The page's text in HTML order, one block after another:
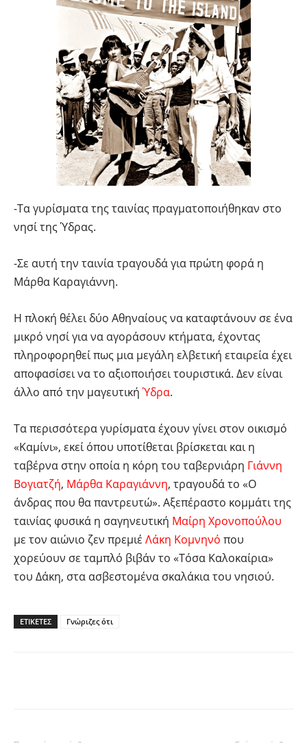
-Τα γυρίσματα της ταινίας πραγματοποιήθηκαν στο
νησί της Ύδρας.
-Σε αυτή την ταινία τραγουδά για πρώτη φορά η
Μάρθα Καραγιάννη.
Η πλοκή θέλει δύο Αθηναίους να καταφτάνουν σε ένα
μικρό νησί για να αγοράσουν κτήματα, έχοντας
πληροφορηθεί πως μια μεγάλη ελβετική εταιρεία έχει
αποφασίσει να το αξιοποιήσει τουριστικά. Δεν είναι
άλλο από την μαγευτικήΎδρα.
Τα περισσότερα γυρίσματα έχουν γίνει στον οικισμό
«Καμίνι», εκεί όπου υποτίθεται βρίσκεται και η
ταβέρνα στην οποία η κόρη του ταβερνιάρη Γιάννη
Βογιατζή, Μάρθα Καραγιάννη, τραγουδά το «Ο
άνδρας που θα παντρευτώ». Αξεπέραστο κομμάτι της
ταινίας φυσικά η σαγηνευτική Μαίρη Χρονοπούλου
με τον αιώνιο ζεν πρεμιέ Λάκη Κομνηνό που
χορεύουν σε ταμπλό βιβάν το «Τόσα Καλοκαίρια»
του Δάκη, στα ασβεστομένα σκαλάκια του νησιού.
ΕΤΙΚΕΤΕΣ Γνώριζες ότι